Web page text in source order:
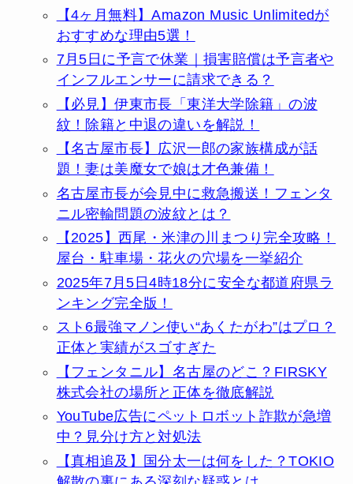
【4ヶ月無料】Amazon Music Unlimitedが
おすすめな理由5選！
7月5日に予言で休業｜損害賠償は予言者や
インフルエンサーに請求できる？
【必見】伊東市長「東洋大学除籍」の波
紋！除籍と中退の違いを解説！
【名古屋市長】広沢一郎の家族構成が話
題！妻は美魔女で娘は才色兼備！
名古屋市長が会見中に救急搬送！フェンタ
ニル密輸問題の波紋とは？
【2025】西尾・米津の川まつり完全攻略！
屋台・駐車場・花火の穴場を一挙紹介
2025年7月5日4時18分に安全な都道府県ラ
ンキング完全版！
スト6最強マノン使い“あくたがわ”はプロ？
正体と実績がスゴすぎた
【フェンタニル】名古屋のどこ？FIRSKY
株式会社の場所と正体を徹底解説
YouTube広告にペットロボット詐欺が急増
中？見分け方と対処法
【真相追及】国分太一は何をした？TOKIO